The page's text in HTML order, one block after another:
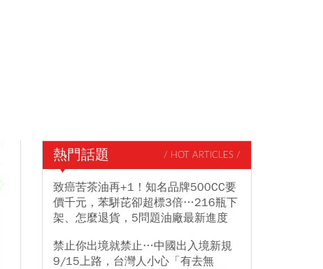
熱門話題 / HOT ARTICLES /
致癌苦茶油再+1！知名品牌500CC要
價千元，苯駢芘卻超標3倍…216瓶下
架、怎麼退貨，5問題油廠最新進度
禁止你出境就禁止…中國出入境新規
9/15上路，台灣人小心「有去無